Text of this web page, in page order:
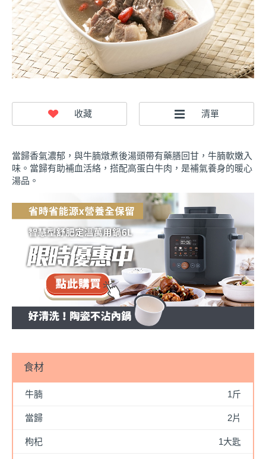
當歸香氣濃郁，與牛腩燉煮後湯頭帶有藥膳回甘，牛腩軟嫩入
味。當歸有助補血活絡，搭配高蛋白牛肉，是補氣養身的暖心
湯品。
食材
牛腩 1斤
當歸 2片
枸杞 1大匙